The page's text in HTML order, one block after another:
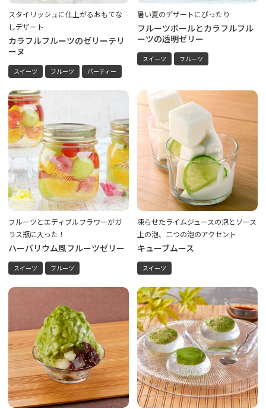
スタイリッシュに仕上がるおもてな
しデザート
カラフルフルーツのゼリーテリ
ーヌ
スイーツ フルーツ パーティー
暑い夏のデザートにぴったり
フルーツボールとカラフルフル
ーツの透明ゼリー
スイーツ フルーツ
フルーツとエディブルフラワーがガ
ラス瓶に入った！
ハーバリウム風フルーツゼリー
スイーツ フルーツ
凍らせたライムジュースの泡とソース
上の泡、二つの泡のアクセント
キューブムース
スイーツ